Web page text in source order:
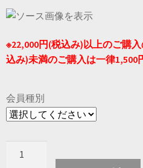
※22,000円(税込み)以上のご購
込み)未満のご購入は一律1,500
会員種別